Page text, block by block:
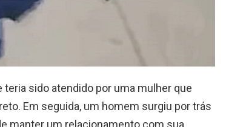
sido atendido por uma mulher que
Em seguida, um homem surgiu por trás
manter um relacionamento com sua